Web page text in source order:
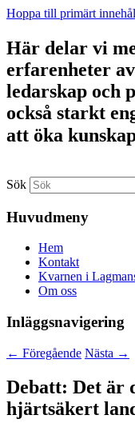
Hoppa till primärt
Här delar vi
erfarenheter
ledarskap och
också starkt
att öka
Sök
Huvudmeny
Hem
Kontakt
Kvarnen i
Om oss
Inläggsnavigering
← Föregående Nästa →
Debatt: Det är
hjärtsäkert